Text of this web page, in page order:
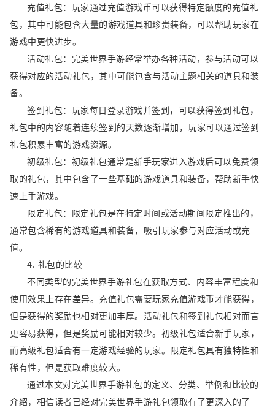
充值礼包：玩家通过充值游戏币可以获得特定额度的充值礼
包，其中可能包含大量的游戏道具和珍贵装备，可以帮助玩家在
游戏中更快进步。
活动礼包：完美世界手游经常举办各种活动，参与活动可以
获得对应的活动礼包，其中可能包含与活动主题相关的道具和装
备。
签到礼包：玩家每日登录游戏并签到，可以获得签到礼包，
礼包中的内容随着连续签到的天数逐渐增加，玩家可以通过签到
礼包积累丰富的游戏资源。
初级礼包：初级礼包通常是新手玩家进入游戏后可以免费领
取的礼包，其中包含了一些基础的游戏道具和装备，帮助新手快
速上手游戏。
限定礼包：限定礼包是在特定时间或活动期间限定推出的，
通常包含稀有的游戏道具和装备，吸引玩家参与对应活动或充
值。
4. 礼包的比较
不同类型的完美世界手游礼包在获取方式、内容丰富程度和
使用效果上存在差异。充值礼包需要玩家充值游戏币才能获得，
但是获得的奖励也相对更加丰厚。活动礼包和签到礼包相对而言
更容易获得，但是奖励可能相对较少。初级礼包适合新手玩家，
而高级礼包适合有一定游戏经验的玩家。限定礼包具有独特性和
稀有性，但是获取难度较大。
通过本文对完美世界手游礼包的定义、分类、举例和比较的
介绍，相信读者已经对完美世界手游礼包领取有了更深入的了